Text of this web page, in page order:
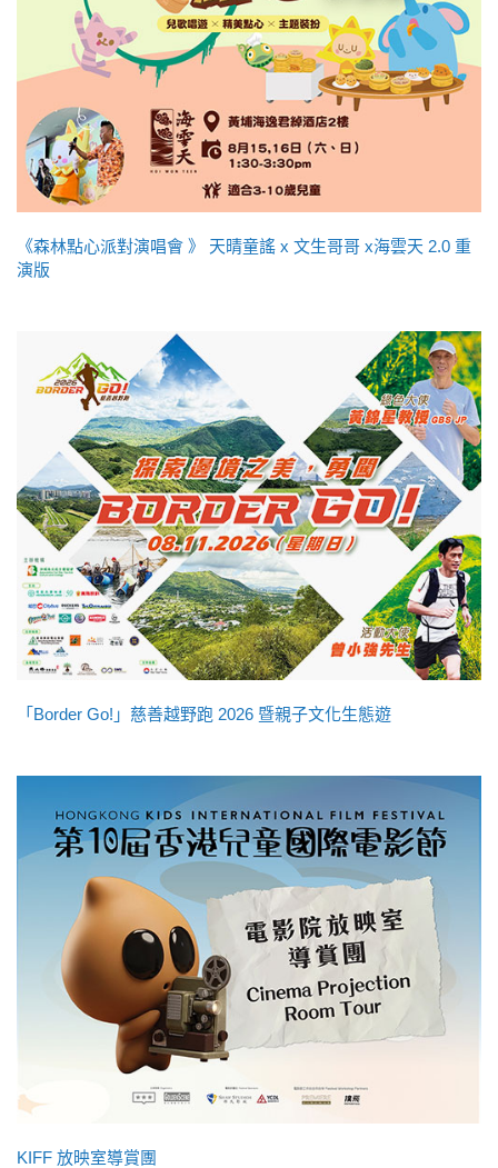
《森林點心派對演唱會 》 天晴童謠 x 文生哥哥 x海雲天 2.0 重
演版
「Border Go!」慈善越野跑 2026 暨親子文化生態遊
KIFF 放映室導賞團